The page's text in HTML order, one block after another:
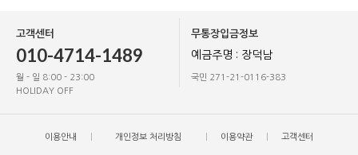
고객센터
010-4714-1489
월 - 일 8:00 - 23:00
HOLIDAY OFF
무통장입금정보
예금주명 : 장덕남
국민 271-21-0116-383
이용안내 개인정보 처리방침 이용약관 고객센터